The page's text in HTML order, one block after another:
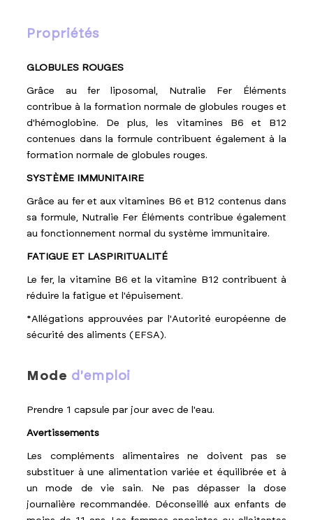
propriétés
GLOBULES ROUGES
Grâce au fer liposomal, Nutralie Fer Éléments
contribue à la formation normale de globules rouges et
d'hémoglobine. De plus, les vitamines B6 et B12
contenues dans la formule contribuent également à la
formation normale de globules rouges.
SYSTÈME IMMUNITAIRE
Grâce au fer et aux vitamines B6 et B12 contenus dans
sa formule, Nutralie Fer Éléments contribue également
au fonctionnement normal du système immunitaire.
FATIGUE ET LASPIRITUALITÉ
Le fer, la vitamine B6 et la vitamine B12 contribuent à
réduire la fatigue et l'épuisement.
*Allégations approuvées par l'Autorité européenne de
sécurité des aliments (EFSA).
mode d'emploi
Prendre 1 capsule par jour avec de l'eau.
Avertissements
Les compléments alimentaires ne doivent pas se
substituer à une alimentation variée et équilibrée et à
un mode de vie sain. Ne pas dépasser la dose
journalière recommandée. Déconseillé aux enfants de